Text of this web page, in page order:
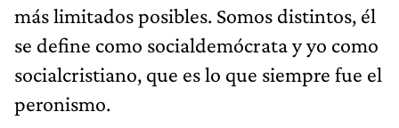
más limitados posibles. Somos distintos, él
se define como socialdemócrata y yo como
socialcristiano, que es lo que siempre fue el
peronismo.